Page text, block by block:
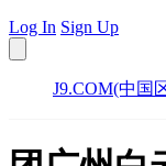
Log In Sign Up
J9.COM(中国